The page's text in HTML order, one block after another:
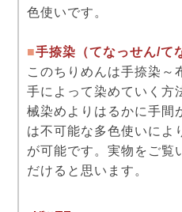
色使いです。
■手捺染（てなっせん/て
このちりめんは手捺染～
手によって染めていく方
械染めよりはるかに手間
は不可能な多色使いによ
が可能です。実物をご覧
だけると思います。